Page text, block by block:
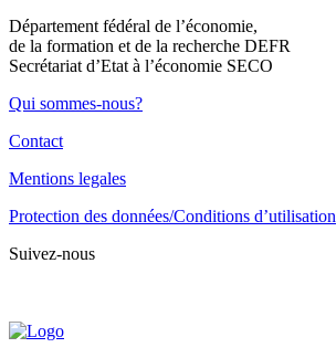
Département fédéral de l’économie,
de la formation et de la recherche DEFR
Secrétariat d’Etat à l’économie SECO
Qui sommes-nous?
Contact
Mentions legales
Protection des données/Conditions d’utilisation
Suivez-nous